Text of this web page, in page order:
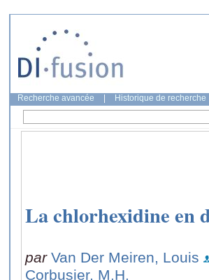
Recherche avancée Historique de recherche
La chlorhexidine en
par Van Der Meiren, Louis
Corbusier, M.H.